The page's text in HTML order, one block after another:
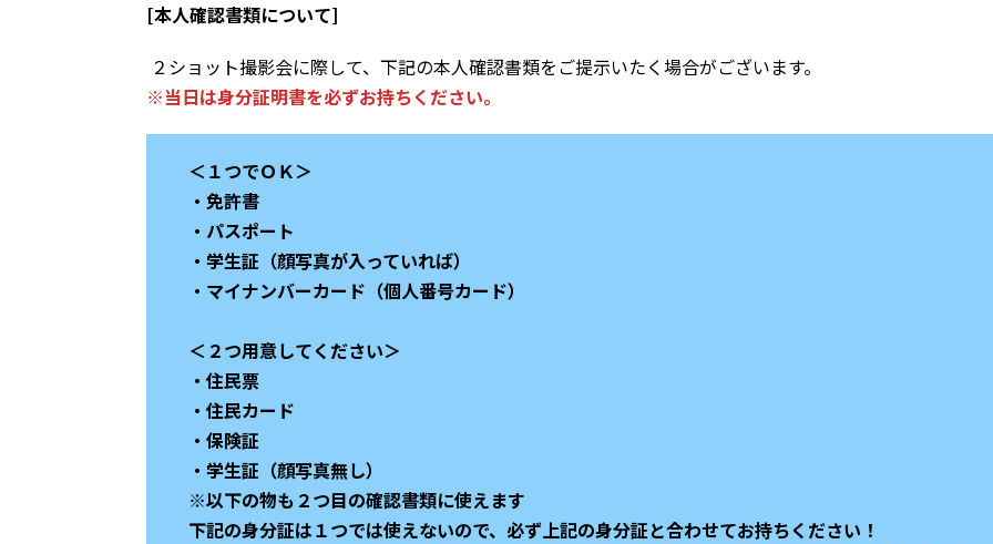
[本人確認書類について]
２ショット撮影会に際して、下記の本人確認書類をご提示いたく場合がございます。
※当日は身分証明書を必ずお持ちください。
＜１つでＯＫ＞
・免許書
・パスポート
・学生証（顔写真が入っていれば）
・マイナンバーカード（個人番号カード）
＜２つ用意してください＞
・住民票
・住民カード
・保険証
・学生証（顔写真無し）
※以下の物も２つ目の確認書類に使えます
下記の身分証は１つでは使えないので、必ず上記の身分証と合わせてお持ちください！